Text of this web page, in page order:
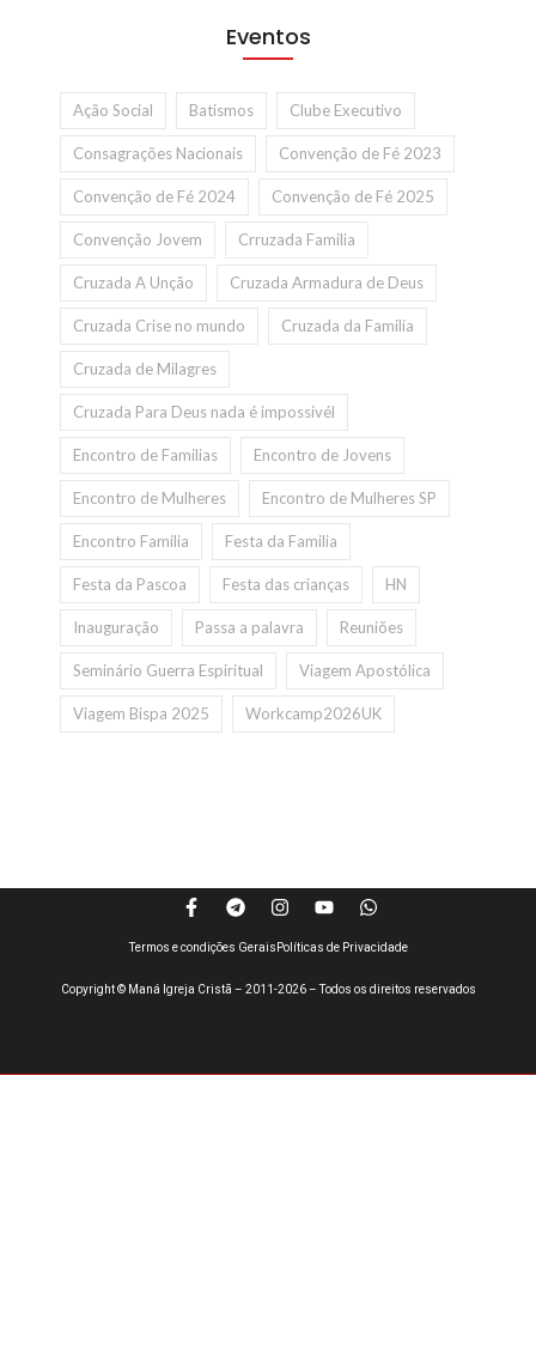
Eventos
Ação Social Batismos Clube Executivo
Consagrações Nacionais Convenção de Fé 2023
Convenção de Fé 2024 Convenção de Fé 2025
Convenção Jovem Crruzada Familia
Cruzada A Unção Cruzada Armadura de Deus
Cruzada Crise no mundo Cruzada da Familia
Cruzada de Milagres
Cruzada Para Deus nada é impossivél
Encontro de Familias Encontro de Jovens
Encontro de Mulheres Encontro de Mulheres SP
Encontro Familia Festa da Familia
Festa da Pascoa Festa das crianças HN
Inauguração Passa a palavra Reuniões
Seminário Guerra Espiritual Viagem Apostólica
Viagem Bispa 2025 Workcamp2026UK
Copyright © Maná Igreja Cristã – 2011-2026 – Todos os direitos reservados
Termos e condições Gerais Políticas de Privacidade